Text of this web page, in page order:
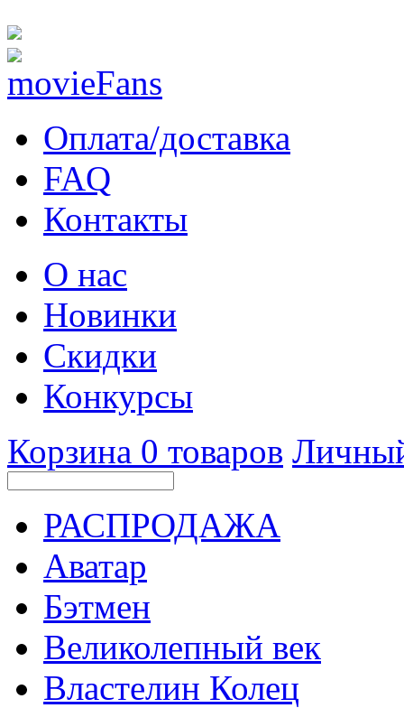
Оплата/доставка
FAQ
Контакты
О нас
Новинки
Скидки
Конкурсы
Корзина 0 товаров
РАСПРОДАЖА
Аватар
Бэтмен
Великолепный век
Властелин Колец